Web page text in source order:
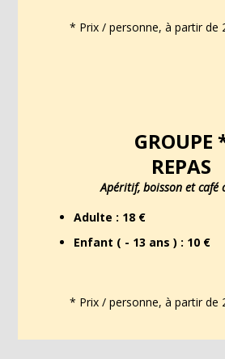
* Prix / personne, à partir de
GROUPE
REPAS
Apéritif, boisson et café
Adulte : 18 €
Enfant ( - 13 ans ) : 10 €
* Prix / personne, à partir de